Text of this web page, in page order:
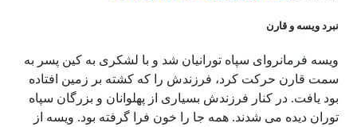
نبرد ویسه و قارن
ویسه فرمانروای سپاه تورانیان شد و با لشکری به کین پسر به
سمت قارن حرکت کرد، فرزندش را که کشته بر زمین افتاده
بود یافت. در کنار فرزندش بسیاری از پهلوانان و بزرگان سپاه
توران دیده می شدند. همه جا را خون فرا گرفته بود. ویسه از